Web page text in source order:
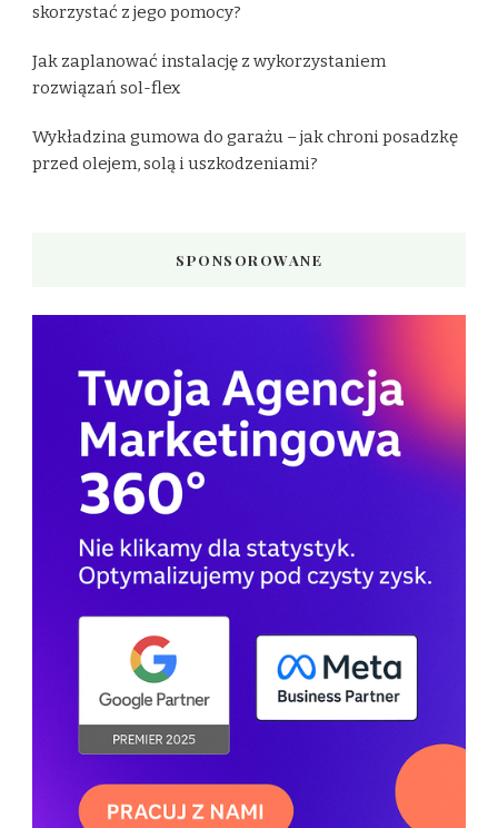
skorzystać z jego pomocy?
Jak zaplanować instalację z wykorzystaniem
rozwiązań sol-flex
Wykładzina gumowa do garażu – jak chroni posadzkę
przed olejem, solą i uszkodzeniami?
SPONSOROWANE